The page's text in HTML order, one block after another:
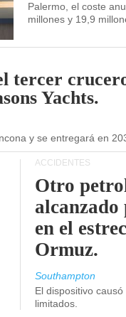
Palermo, el coste
millones y 19,9
tercer
Yachts.
y se entregará en
ACCIDENTES
Otro
en el
Ormuz.
Southampton
El dispositivo
limitados.